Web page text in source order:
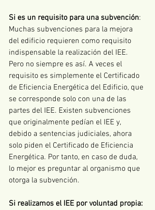
Si es un requisito para una subvención:
Muchas subvenciones para la mejora
del edificio requieren como requisito
indispensable la realización del IEE.
Pero no siempre es así. A veces el
requisito es simplemente el Certificado
de Eficiencia Energética del Edificio, que
se corresponde solo con una de las
partes del IEE. Existen subvenciones
que originalmente pedían el IEE y,
debido a sentencias judiciales, ahora
solo piden el Certificado de Eficiencia
Energética. Por tanto, en caso de duda,
lo mejor es preguntar al organismo que
otorga la subvención.
Si realizamos el IEE por voluntad propia: